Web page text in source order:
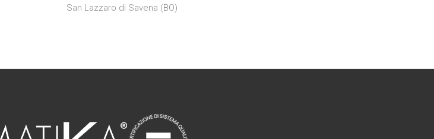
San Lazzaro di Savena (BO)